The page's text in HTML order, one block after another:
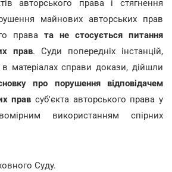
авторського права і стягнення
майнових авторських прав
права та не стосується питання
прав. Суди попередніх інстанцій,
матеріалах справи докази, дійшли
про порушення відповідачем
прав суб'єкта авторського права у
використанням спірних
Суду.